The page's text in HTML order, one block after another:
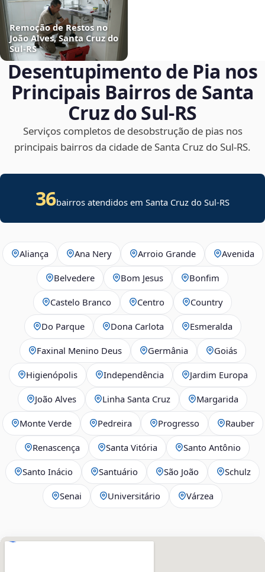
Remoção de Restos no
João Alves, Santa Cruz do
Sul‑RS
Desentupimento de Pia nos
Principais Bairros de Santa
Cruz do Sul‑RS
Serviços completos de desobstrução de pias nos
principais bairros da cidade de Santa Cruz do Sul‑RS.
36bairros atendidos em Santa Cruz do Sul-RS
Aliança Ana Nery Arroio Grande Avenida
Belvedere Bom Jesus Bonfim
Castelo Branco Centro Country
Do Parque Dona Carlota Esmeralda
Faxinal Menino Deus Germânia Goiás
Higienópolis Independência Jardim Europa
João Alves Linha Santa Cruz Margarida
Monte Verde Pedreira Progresso Rauber
Renascença Santa Vitória Santo Antônio
Santo Inácio Santuário São João Schulz
Senai Universitário Várzea